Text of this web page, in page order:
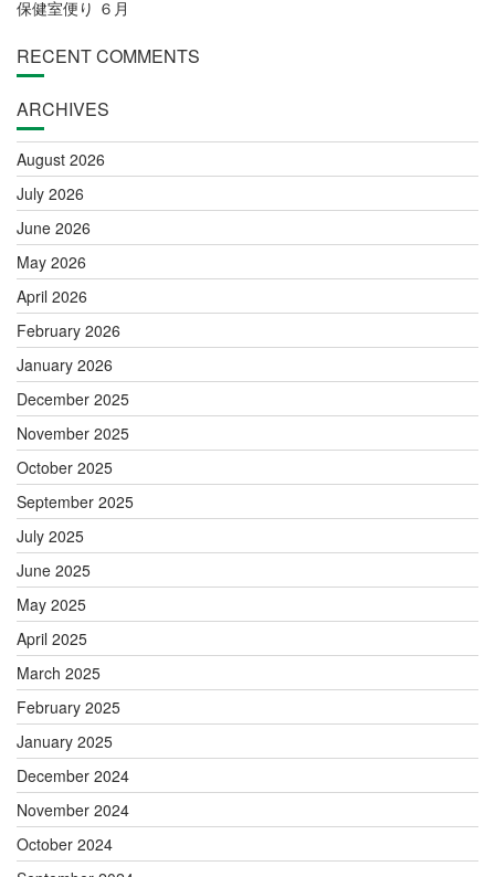
保健室便り ６月
RECENT COMMENTS
ARCHIVES
August 2026
July 2026
June 2026
May 2026
April 2026
February 2026
January 2026
December 2025
November 2025
October 2025
September 2025
July 2025
June 2025
May 2025
April 2025
March 2025
February 2025
January 2025
December 2024
November 2024
October 2024